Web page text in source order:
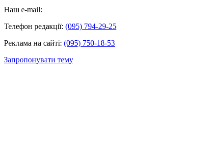
Наш e-mail:
Телефон редакції: (095) 794-29-25
Реклама на сайті: (095) 750-18-53
Запропонувати тему